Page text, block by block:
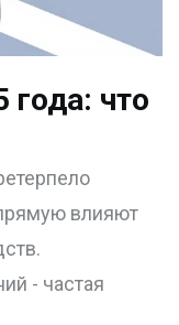
что
влияют
- частая